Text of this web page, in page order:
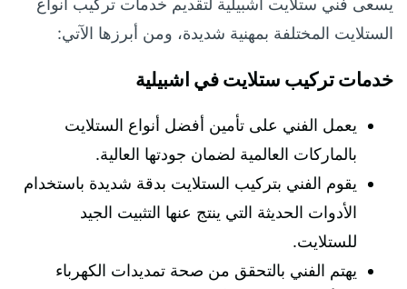
يسعى فني ستلايت اشبيلية لتقديم خدمات تركيب أنواع
الستلايت المختلفة بمهنية شديدة، ومن أبرزها الآتي:
خدمات تركيب ستلايت في اشبيلية
يعمل الفني على تأمين أفضل أنواع الستلايت
بالماركات العالمية لضمان جودتها العالية.
يقوم الفني بتركيب الستلايت بدقة شديدة باستخدام
الأدوات الحديثة التي ينتج عنها التثبيت الجيد
للستلايت.
يهتم الفني بالتحقق من صحة تمديدات الكهرباء